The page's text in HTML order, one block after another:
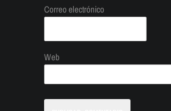
Correo electrónico
Web